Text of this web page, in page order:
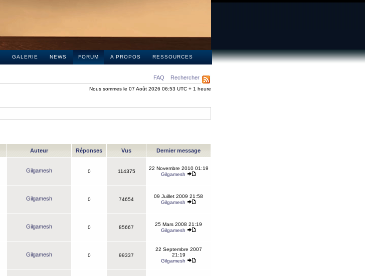
GALERIE NEWS FORUM A PROPOS RESSOURCES
FAQ Rechercher
Nous sommes le 07 Août 2026 06:53 UTC + 1 heure
Auteur Réponses Vus Dernier message
Gilgamesh 0 114375
22 Novembre 2010 01:19
Gilgamesh
Gilgamesh 0 74654
09 Juillet 2009 21:58
Gilgamesh
Gilgamesh 0 85667
25 Mars 2008 21:19
Gilgamesh
Gilgamesh 0 99337
22 Septembre 2007
21:19
Gilgamesh